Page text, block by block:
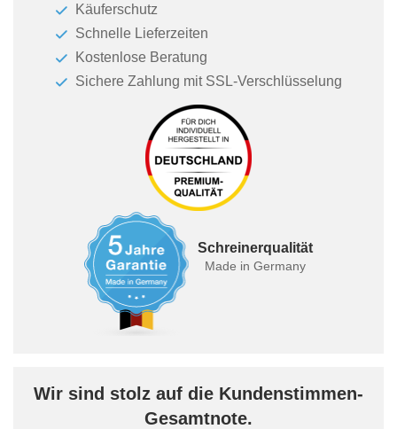
Käuferschutz
Schnelle Lieferzeiten
Kostenlose Beratung
Sichere Zahlung mit SSL-Verschlüsselung
Schreinerqualität
Made in Germany
Wir sind stolz auf die Kundenstimmen-
Gesamtnote.